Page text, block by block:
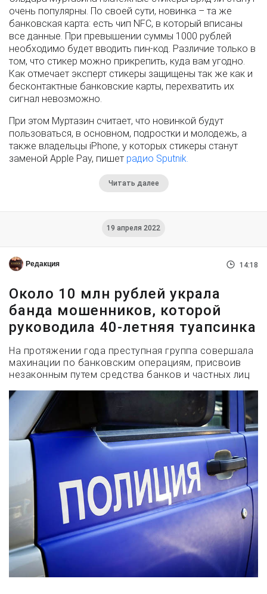
очень популярны. По своей сути, новинка – та же
банковская карта: есть чип NFC, в который вписаны
все данные. При превышении суммы 1000 рублей
необходимо будет вводить пин-код. Различие только в
том, что стикер можно прикрепить, куда вам угодно.
Как отмечает эксперт стикеры защищены так же как и
бесконтактные банковские карты, перехватить их
сигнал невозможно.
При этом Муртазин считает, что новинкой будут
пользоваться, в основном, подростки и молодежь, а
также владельцы iPhone, у которых стикеры станут
заменой Apple Pay, пишет радио Sputnik.
Читать далее
19 апреля 2022
Редакция 14:18
Около 10 млн рублей украла
банда мошенников, которой
руководила 40-летняя туапсинка
На протяжении года преступная группа совершала
махинации по банковским операциям, присвоив
незаконным путем средства банков и частных лиц